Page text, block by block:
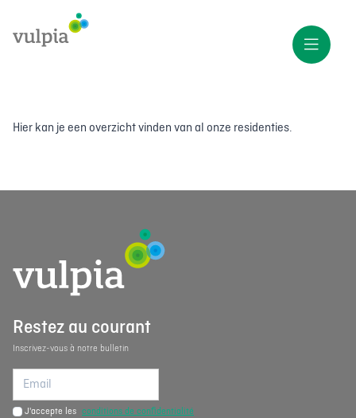
Hier kan je een overzicht vinden van al onze residenties.
Restez au courant
Inscrivez-vous à notre bulletin
J'accepte les conditions de confidentialité